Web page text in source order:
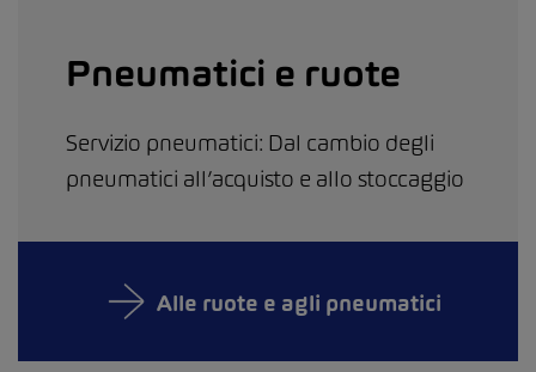
Pneumatici e ruote
Servizio pneumatici: Dal cambio degli
pneumatici all’acquisto e allo stoccaggio
Alle ruote e agli pneumatici